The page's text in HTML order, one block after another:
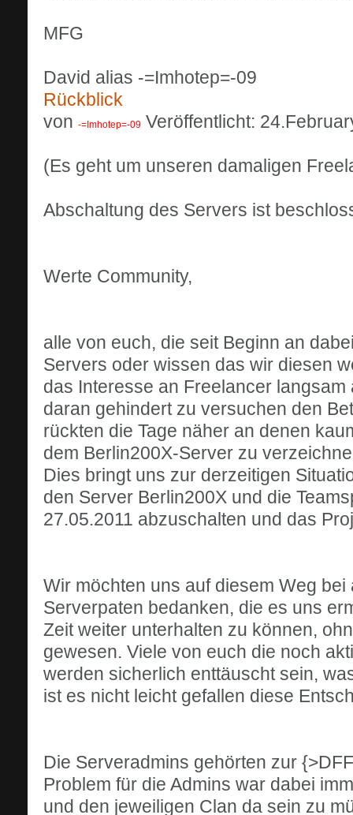
MFG
David alias -=Imhotep=-09
Rückblick
von -=Imhotep=-09 Veröffentlicht:
(Es geht um unseren damaligen
Abschaltung des Servers ist
Werte Community,
alle von euch, die seit Beginn an
Servers oder wissen das wir diesen
das Interesse an Freelancer
daran gehindert zu versuchen den
rückten die Tage näher an denen
dem Berlin200X-Server zu
Dies bringt uns zur derzeitigen
den Server Berlin200X und die
27.05.2011 abzuschalten und das
Wir möchten uns auf diesem Weg
Serverpaten bedanken, die es uns
Zeit weiter unterhalten zu können,
gewesen. Viele von euch die noch
werden sicherlich enttäuscht sein,
ist es nicht leicht gefallen diese
Die Serveradmins gehörten zur
Problem für die Admins war dabei
und den jeweiligen Clan da sein zu